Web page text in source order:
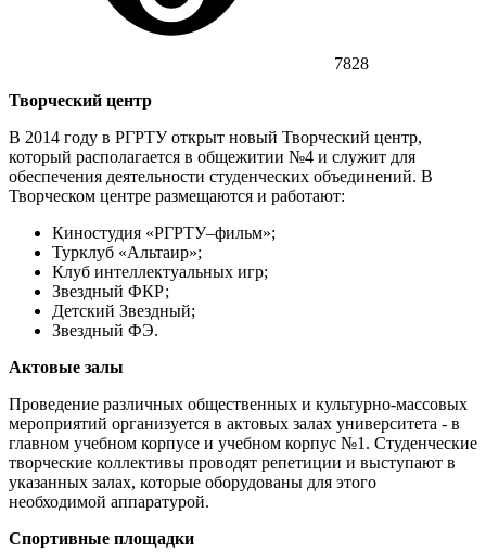
7828
Творческий центр
В 2014 году в РГРТУ открыт новый Творческий центр,
который располагается в общежитии №4 и служит для
обеспечения деятельности студенческих объединений. В
Творческом центре размещаются и работают:
Киностудия «РГРТУ–фильм»;
Турклуб «Альтаир»;
Клуб интеллектуальных игр;
Звездный ФКР;
Детский Звездный;
Звездный ФЭ.
Актовые залы
Проведение различных общественных и культурно-массовых
мероприятий организуется в актовых залах университета - в
главном учебном корпусе и учебном корпус №1. Студенческие
творческие коллективы проводят репетиции и выступают в
указанных залах, которые оборудованы для этого
необходимой аппаратурой.
Спортивные площадки